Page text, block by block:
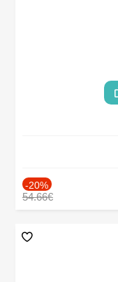
-20%
54.66€